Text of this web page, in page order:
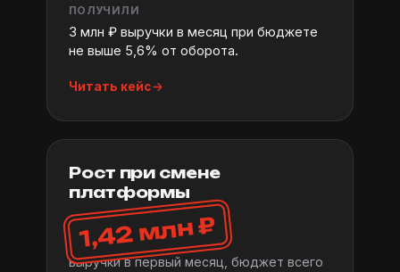
ПОЛУЧИЛИ
3 млн ₽ выручки в месяц при бюджете
не выше 5,6% от оборота.
Читать кейс
Рост при смене
платформы
1,42 млн ₽
выручки в первый месяц, бюджет всего